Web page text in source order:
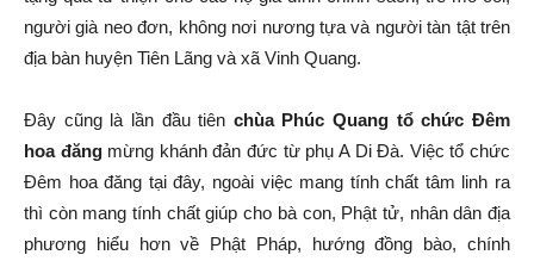
người già neo đơn, không nơi nương tựa và người tàn tật trên
địa bàn huyện Tiên Lãng và xã Vinh Quang.
Đây cũng là lần đầu tiên chùa Phúc Quang tổ chức Đêm
hoa đăngmừng khánh đản đức từ phụ A Di Đà. Việc tổ chức
Đêm hoa đăng tại đây, ngoài việc mang tính chất tâm linh ra
thì còn mang tính chất giúp cho bà con, Phật tử, nhân dân địa
phương hiểu hơn về Phật Pháp, hướng đồng bào, chính